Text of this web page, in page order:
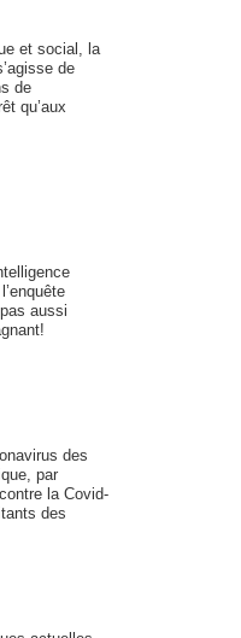
et social, la
de
de
qu’aux
aussi
des
par
la Covid-
des